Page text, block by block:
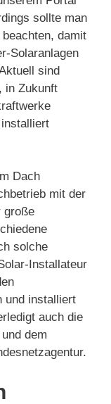
sollte man
damit
Solaranlagen
sind
in Zukunft
Dach
mit der
große
solche
Installateur
und installiert
auch die
dem